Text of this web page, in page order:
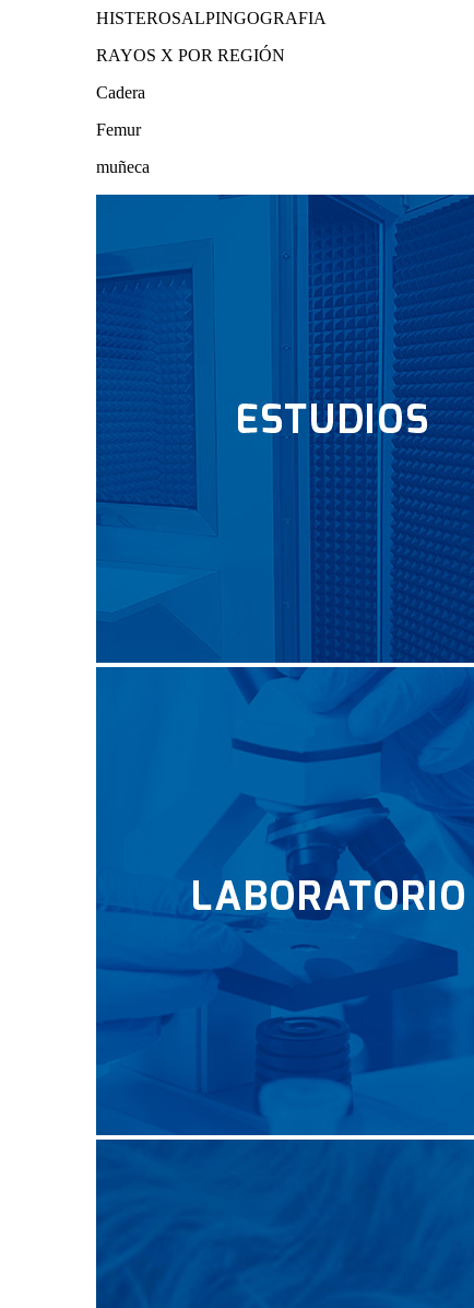
HISTEROSALPINGOGRAFIA
RAYOS X POR REGIÓN
Cadera
Femur
muñeca